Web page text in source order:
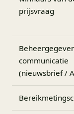
prijsvraag
communicatie
(nieuwsbrief /